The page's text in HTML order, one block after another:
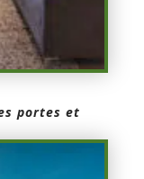
portes et